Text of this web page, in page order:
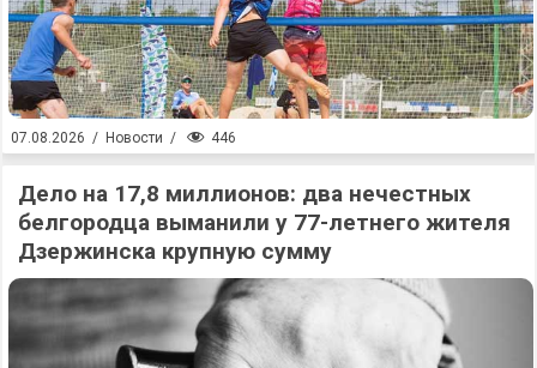
07.08.2026 / Новости / 446
Дело на 17,8 миллионов: два нечестных
белгородца выманили у 77-летнего жителя
Дзержинска крупную сумму